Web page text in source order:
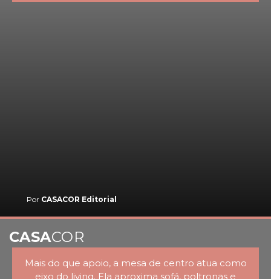
Por CASACOR Editorial
Mais do que apoio, a mesa de centro atua como
eixo do living. Ela aproxima sofá, poltronas e
CASACOR